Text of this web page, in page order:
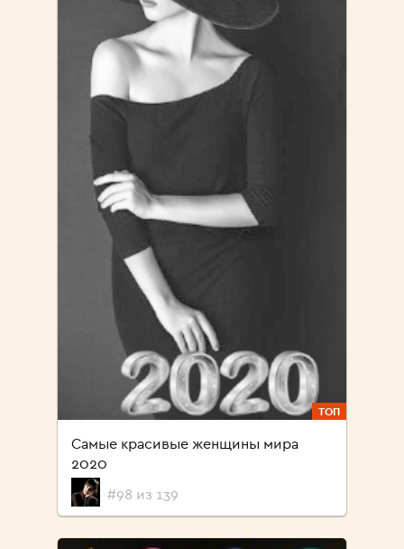
ТОП
Самые красивые женщины мира
2020
#98 из 139